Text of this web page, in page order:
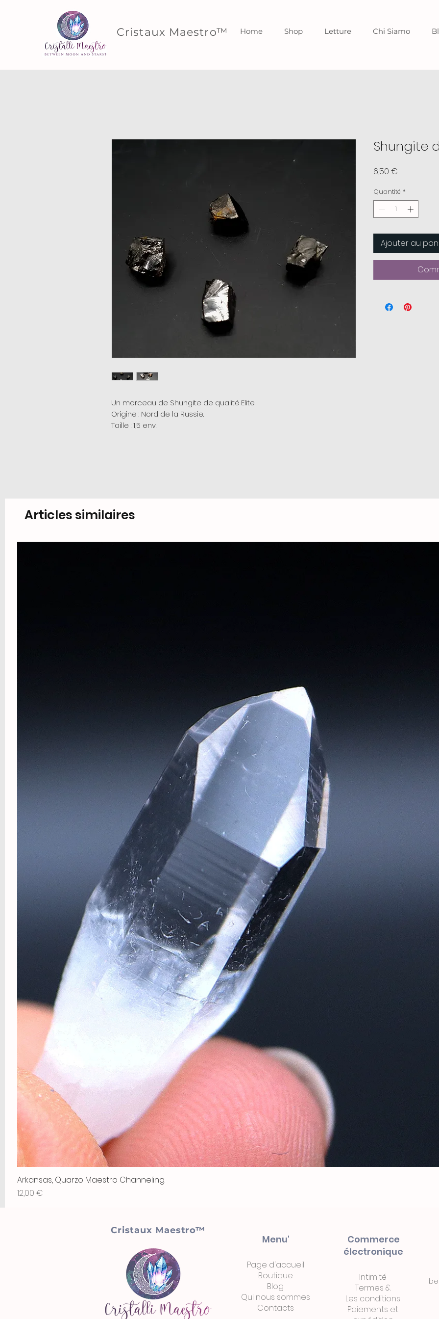
Cristaux Maestro™ Home Shop Letture Chi Siamo
Un morceau de Shungite de qualité Elite.
Origine : Nord de la Russie.
Taille : 1,5 env.
Shungite
6,50 €
Quantité *
Ajouter au
Articles similaires
Arkansas, Quarzo Maestro Channeling.
Prix
12,00 €
Cristaux Maestro™
Menu'
Page d'accueil
Boutique
Blog
Qui nous sommes
Contacts
Commerce
électronique
Intimité
Termes &
Les conditions
Paiements et